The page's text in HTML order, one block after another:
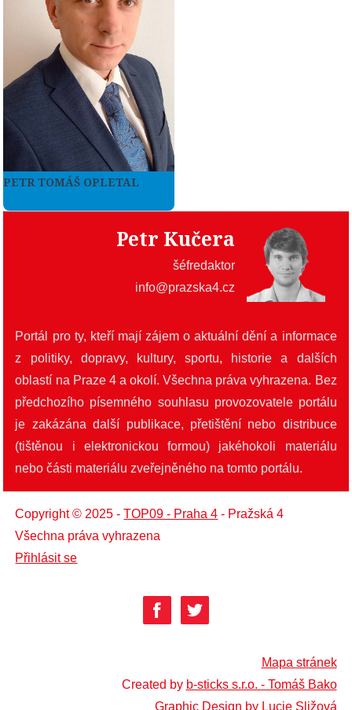
PETR TOMÁŠ OPLETAL
Petr Kučera
šéfredaktor
info@prazska4.cz
Portál pro ty, kteří mají zájem o aktuální dění a informace
z politiky, dopravy, kultury, sportu, historie a dalších
oblastí na Praze 4 a okolí. Všechna práva vyhrazena. Bez
předchozího písemného souhlasu provozovatele portálu
je zakázána další publikace, přetištění nebo distribuce
(tištěnou i elektronickou formou) jakéhokoli materiálu
nebo části materiálu zveřejněného na tomto portálu.
Copyright © 2025 -TOP09 - Praha 4 - Pražská 4
Všechna práva vyhrazena
Přihlásit se
Mapa stránek
Created by b-sticks s.r.o. - Tomáš Bako
Graphic Design by Lucie Sližová